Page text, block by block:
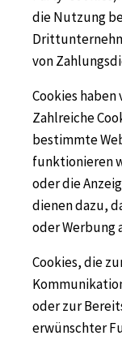
die Nutzung
von
Cookies
Zahlreiche
bestimmte
funktionieren
oder die
dienen dazu,
oder Werbung
Cookies, die
oder zur
erwünschter